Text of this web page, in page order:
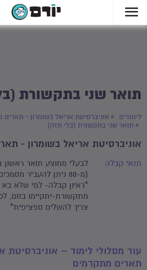
תואר שני בתקשורת
לימודים
אוניברסיטת אריאל בשומרון -
תואר שני בתקשורת (בלי תזה)
אוניברסיטת אריאל בשומרון -
תנאי קבלה
(מ-80 ניתן להעביר מסמכים לבדיקה)
*ראיון קבלה- למי שלא בא
מתקשורת-יתקיימו בזום,
צריך להשלים ספציפית*
עוד מסלולי לימוד – אוניברסיטת
תארים מתקדמים